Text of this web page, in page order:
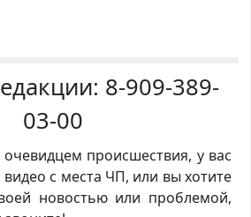
8-909-389-
03-00
очевидцем происшествия, у вас
с места ЧП, или вы хотите
новостью или проблемой,